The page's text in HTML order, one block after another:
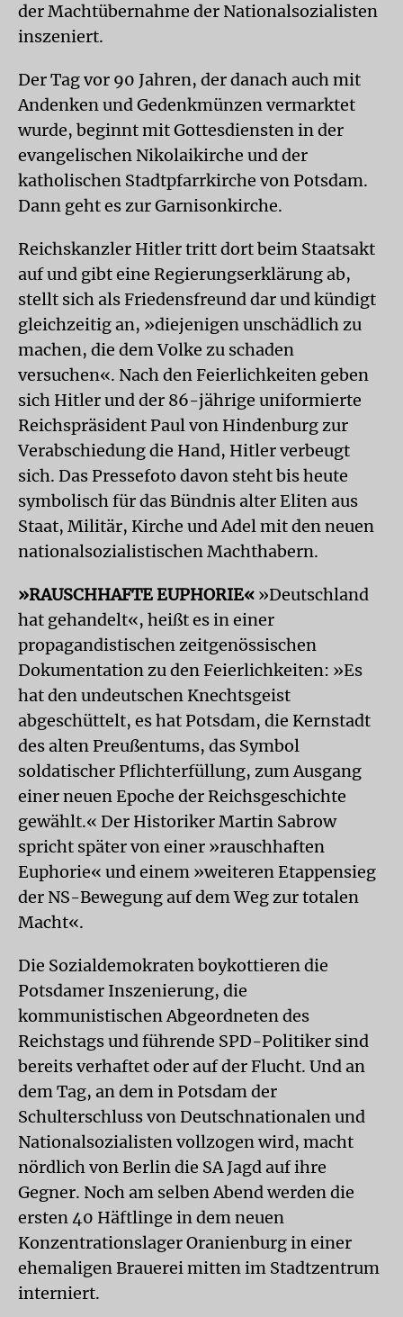
der Machtübernahme der Nationalsozialisten
inszeniert.
Der Tag vor 90 Jahren, der danach auch mit
Andenken und Gedenkmünzen vermarktet
wurde, beginnt mit Gottesdiensten in der
evangelischen Nikolaikirche und der
katholischen Stadtpfarrkirche von Potsdam.
Dann geht es zur Garnisonkirche.
Reichskanzler Hitler tritt dort beim Staatsakt
auf und gibt eine Regierungserklärung ab,
stellt sich als Friedensfreund dar und kündigt
gleichzeitig an, »diejenigen unschädlich zu
machen, die dem Volke zu schaden
versuchen«. Nach den Feierlichkeiten geben
sich Hitler und der 86-jährige uniformierte
Reichspräsident Paul von Hindenburg zur
Verabschiedung die Hand, Hitler verbeugt
sich. Das Pressefoto davon steht bis heute
symbolisch für das Bündnis alter Eliten aus
Staat, Militär, Kirche und Adel mit den neuen
nationalsozialistischen Machthabern.
»RAUSCHHAFTE EUPHORIE« »Deutschland
hat gehandelt«, heißt es in einer
propagandistischen zeitgenössischen
Dokumentation zu den Feierlichkeiten: »Es
hat den undeutschen Knechtsgeist
abgeschüttelt, es hat Potsdam, die Kernstadt
des alten Preußentums, das Symbol
soldatischer Pflichterfüllung, zum Ausgang
einer neuen Epoche der Reichsgeschichte
gewählt.« Der Historiker Martin Sabrow
spricht später von einer »rauschhaften
Euphorie« und einem »weiteren Etappensieg
der NS-Bewegung auf dem Weg zur totalen
Macht«.
Die Sozialdemokraten boykottieren die
Potsdamer Inszenierung, die
kommunistischen Abgeordneten des
Reichstags und führende SPD-Politiker sind
bereits verhaftet oder auf der Flucht. Und an
dem Tag, an dem in Potsdam der
Schulterschluss von Deutschnationalen und
Nationalsozialisten vollzogen wird, macht
nördlich von Berlin die SA Jagd auf ihre
Gegner. Noch am selben Abend werden die
ersten 40 Häftlinge in dem neuen
Konzentrationslager Oranienburg in einer
ehemaligen Brauerei mitten im Stadtzentrum
interniert.